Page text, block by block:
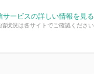
サービスの詳しい情報を見る
状況は各サイトでご確認ください